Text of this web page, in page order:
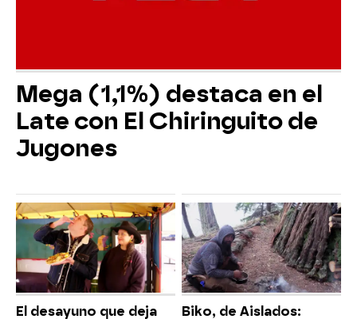
Mega (1,1%) destaca en el
Late con El Chiringuito de
Jugones
El desayuno que deja
Biko, de Aislados: